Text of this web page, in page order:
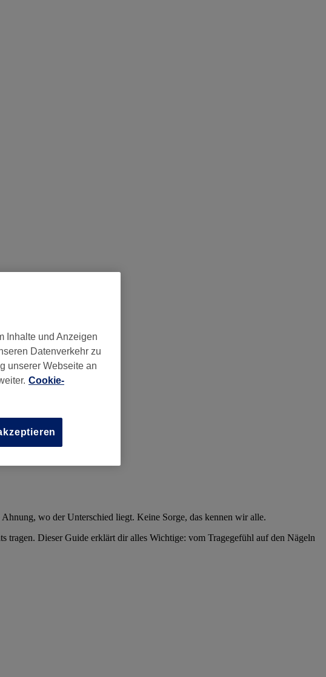
wo der Unterschied liegt. Keine Sorge, das kennen wir alle.
tragen. Dieser Guide erklärt dir alles Wichtige: vom Tragegefühl auf den Nägeln
Inhalte und Anzeigen
Datenverkehr zu
unserer Webseite an
Cookie-